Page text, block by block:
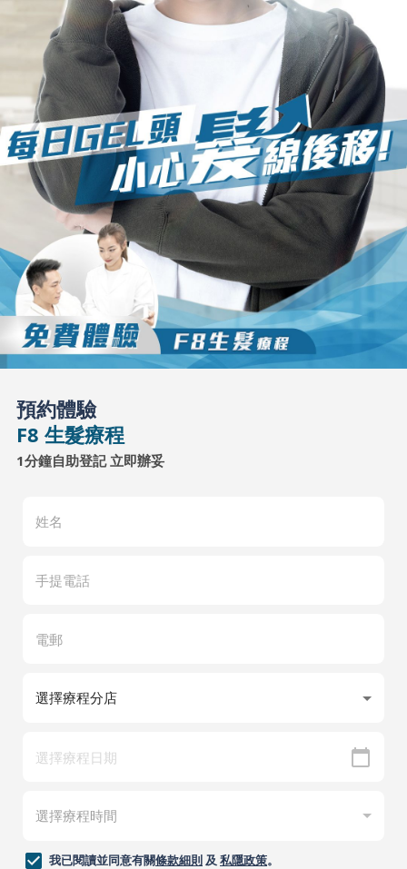
預約體驗
F8 生髮療程
1分鐘自助登記 立即辦妥
我已閱讀並同意有關條款細則及 私隱政策。